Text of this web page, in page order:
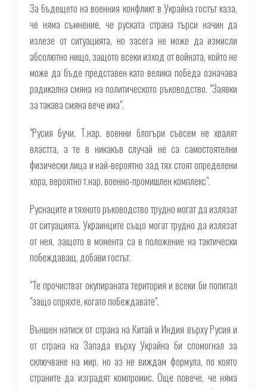
За бъдещето на военния конфликт в Украйна гостът каза,
че няма съмнение, че руската страна търси начин да
излезе от ситуацията, но засега не може да измисли
абсолютно нищо, защото всеки изход от войната, който не
може да бъде представен като велика победа означава
радикална смяна на политическото ръководство. "Заявки
за такава смяна вече има".
"Русия бучи. Т.нар. военни блогъри съвсем не хвалят
властта, а те в никакъв случай не са самостоятелни
физически лица и най-вероятно зад тях стоят определени
хора, вероятно т.нар. военно-промишлен комплекс".
Руснаците и тяхното ръководство трудно могат да излязат
от ситуацията. Украинците също могат трудно да излязат
от нея, защото в момента са в положение на тактически
побеждаващ, добави гостът.
"Те прочистват окупираната територия и всеки би попитал
"защо спряхте, когато побеждавате".
Външен натиск от страна на Китай и Индия върху Русия и
от страна на Запада върху Украйна би спомогнал за
сключване на мир, но аз не виждам формула, по която
страните да изградят компромис. Още повече, че няма